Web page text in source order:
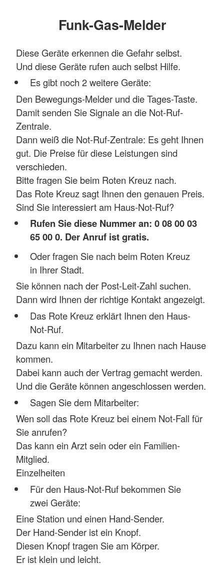
Funk-Gas-Melder
Diese Geräte erkennen die Gefahr selbst.
Und diese Geräte rufen auch selbst Hilfe.
Es gibt noch 2 weitere Geräte:
Den Bewegungs-Melder und die Tages-Taste.
Damit senden Sie Signale an die Not-Ruf-
Zentrale.
Dann weiß die Not-Ruf-Zentrale: Es geht Ihnen
gut. Die Preise für diese Leistungen sind
verschieden.
Bitte fragen Sie beim Roten Kreuz nach.
Das Rote Kreuz sagt Ihnen den genauen Preis.
Sind Sie interessiert am Haus-Not-Ruf?
Rufen Sie diese Nummer an: 0 08 00 03
65 00 0. Der Anruf ist gratis.
Oder fragen Sie nach beim Roten Kreuz
in Ihrer Stadt.
Sie können nach der Post-Leit-Zahl suchen.
Dann wird Ihnen der richtige Kontakt angezeigt.
Das Rote Kreuz erklärt Ihnen den Haus-
Not-Ruf.
Dazu kann ein Mitarbeiter zu Ihnen nach Hause
kommen.
Dabei kann auch der Vertrag gemacht werden.
Und die Geräte können angeschlossen werden.
Sagen Sie dem Mitarbeiter:
Wen soll das Rote Kreuz bei einem Not-Fall für
Sie anrufen?
Das kann ein Arzt sein oder ein Familien-
Mitglied.
Einzelheiten
Für den Haus-Not-Ruf bekommen Sie
zwei Geräte:
Eine Station und einen Hand-Sender.
Der Hand-Sender ist ein Knopf.
Diesen Knopf tragen Sie am Körper.
Er ist klein und leicht.